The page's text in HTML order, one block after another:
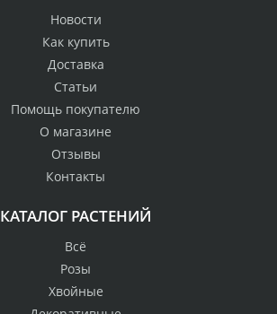
Новости
Как купить
Доставка
Статьи
Помощь покупателю
О магазине
Отзывы
Контакты
КАТАЛОГ РАСТЕНИЙ
Всё
Розы
Хвойные